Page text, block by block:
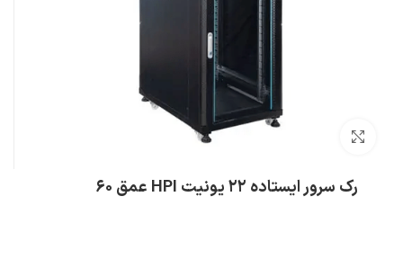
رک سرور ایستاده 22 یونیت HPI عمق 60